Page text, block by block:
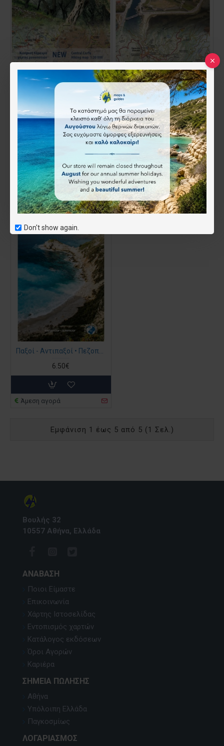
Don't show again.
Κέρκυρα • Πεζοπορικός χάρτης 1:40 000
8.50€
Άμεση αγορά
Λευκάδα • Πεζοπορικός χάρτης 1:40.000
8.50€
Άμεση αγορά
6.50€
Άμεση αγορά
Εμφάνιση 1 έως 5 από 5 (1 Σελ.)
Βουλής 32
10557 Αθήνα, Ελλάδα
ΑΝΆΒΑΣΗ
Ποιοι Είμαστε
Επικοινωνία
Χάρτης Ιστοσελίδας
Εντοπισμός χαρτών
Κατάλογος εκδόσεων
Όροι Αγορών
Καριέρα
ΣΗΜΕΊΑ ΠΏΛΗΣΗΣ
Αθήνα
Υπόλοιπη Ελλάδα
Παγκοσμίως
ΛΟΓΑΡΙΑΣΜΌΣ